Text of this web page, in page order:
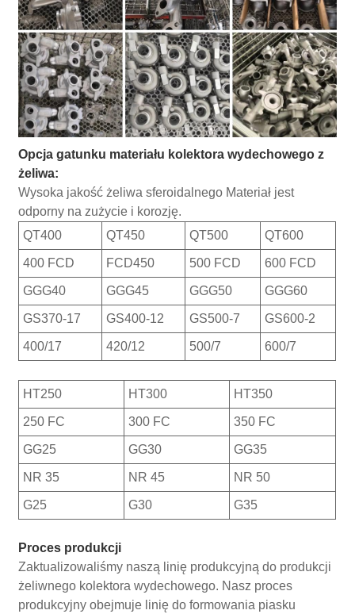
Opcja gatunku materiału kolektora wydechowego z
żeliwa:
Wysoka jakość żeliwa sferoidalnego Materiał jest
odporny na zużycie i korozję.
QT400
QT450 QT500 QT600
400 FCD FCD450 500 FCD 600 FCD
GGG40 GGG45 GGG50 GGG60
GS370-17 GS400-12 GS500-7 GS600-2
400/17 420/12 500/7 600/7
HT250 HT300 HT350
250 FC 300 FC 350 FC
GG25 GG30 GG35
NR 35 NR 45 NR 50
G25 G30 G35
Proces produkcji
Zaktualizowaliśmy naszą linię produkcyjną do produkcji
żeliwnego kolektora wydechowego. Nasz proces
produkcyjny obejmuje linię do formowania piasku